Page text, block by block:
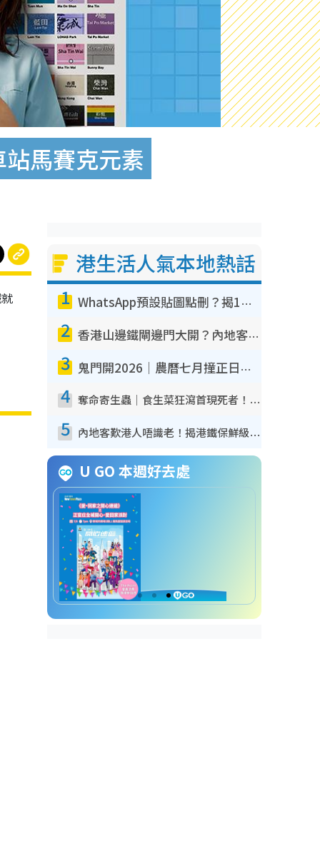
馬賽克元素
港生活人氣本地熱話
1 WhatsApp預設貼圖點刪？揭1招「反向操作」還原簡潔介面 附3步實測教學
2 香港山邊鐵閘邊門大開？內地客困惑意義何在！網民神回覆：呢種叫法理性防禦
3 鬼門開2026｜農曆七月撞正日全食特別邪？專家警告切忌做一事！揭4大禁忌+2招保平安
4 奪命寄生蟲｜食生菜狂瀉首現死者！疫潮惡化錄1.8萬宗病例 揭洗菜3大謬誤
5 內地客歎港人唔識老！揭港鐵保鮮級冷氣 港人求放過：咪投訴
U GO 本週好去處